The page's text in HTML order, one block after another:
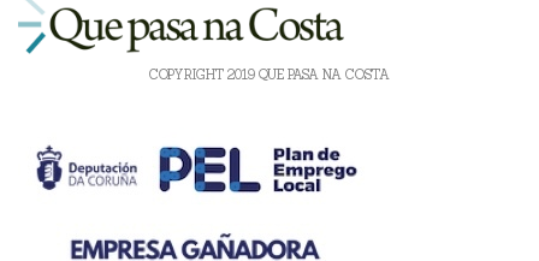
COPYRIGHT 2019 QUE PASA NA COSTA